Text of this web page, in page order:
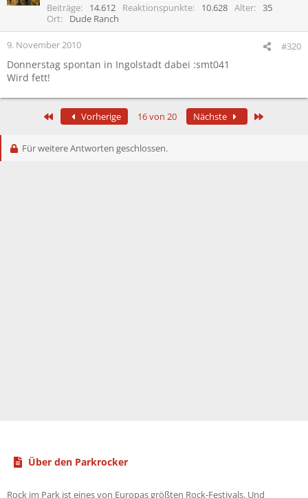
Beiträge 14.612 Reaktionspunkte 10.628 Alter
35
Ort
Dude Ranch
9. November 2010 #320
Donnerstag spontan in Ingolstadt dabei :smt041
Wird fett!
Erste Vorherige 16 von 20 Nächste
Für weitere Antworten geschlossen.
Über den Parkrocker
Rock im Park ist eines von Europas größten Rock-Festivals. Und